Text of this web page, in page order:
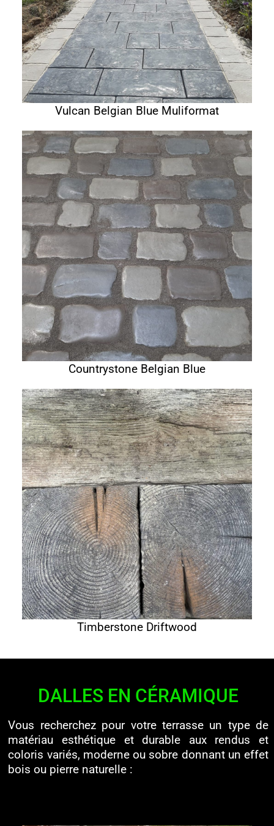
Vulcan Belgian Blue Muliformat
Countrystone Belgian Blue
Timberstone Driftwood
DALLES EN CÉRAMIQUE
Vous recherchez pour votre terrasse un type de
matériau esthétique et durable aux rendus et
coloris variés, moderne ou sobre donnant un effet
bois ou pierre naturelle :